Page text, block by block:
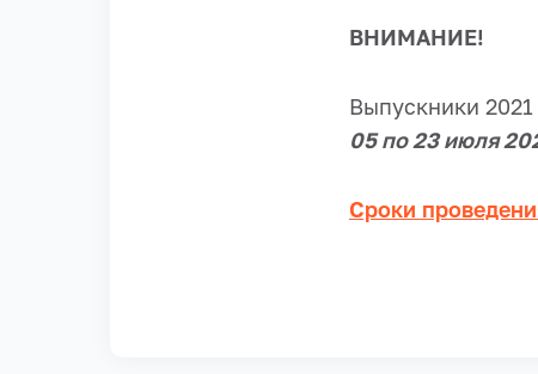
ВНИМАНИЕ!
Выпускники
05 по 23 июля
Сроки